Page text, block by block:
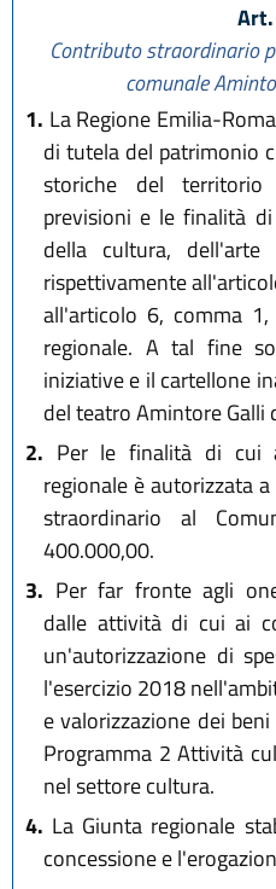
Contributo straordinario
comunale
1. La Regione Emilia-
di tutela del patrimonio
storiche del territorio
previsioni e le finalità
della cultura,
rispettivamente
all'articolo 6, comma
regionale. A tal fine
iniziative e il cartellone
del teatro Amintore Galli
2. Per le finalità di cui
regionale è autorizzata
straordinario al
400.000,00.
3. Per far fronte agli
dalle attività di cui ai
un'autorizzazione di
l'esercizio 2018
e valorizzazione dei
Programma 2 Attività
nel settore cultura.
4. La Giunta regionale
concessione e